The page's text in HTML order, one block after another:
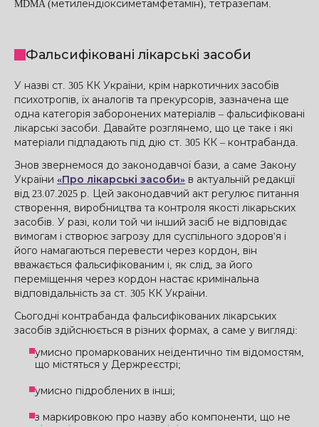
MDMA (метилендіоксиметамфетамін), тетразепам.
Фальсифіковані лікарські засоби
У назві ст. 305 КК України, крім наркотичних засобів
психотропів, їх аналогів та прекурсорів, зазначена ще
одна категорія заборонених матеріалів – фальсифіковані
лікарські засоби. Давайте розглянемо, що це таке і які
матеріали підпадають під дію ст. 305 КК – контрабанда.
Знов звернемося до законодавчої бази, а саме Закону
України «Про лікарські засоби» в актуальній редакції
від 23.07.2025 р. Цей законодавчий акт регулює питання
створення, виробництва та контроля якості лікарьских
засобів. У разі, коли той чи інший засіб не відповідає
вимогам і створює загрозу для суспільного здоров'я і
його намагаються перевести через кордон, він
вважається фальсифікованим і, як слід, за його
переміщення через кордон настає кримінальна
відповідальність за ст. 305 КК України.
Сьогодні контрабанда фальсифікованих лікарських
засобів здійснюється в різних формах, а саме у вигляді:
умисно промаркованих неідентично тім відомостям,
що містяться у Держреєстрі;
умисно підроблених в інші;
з маркировкою про назву або компоненти, що не